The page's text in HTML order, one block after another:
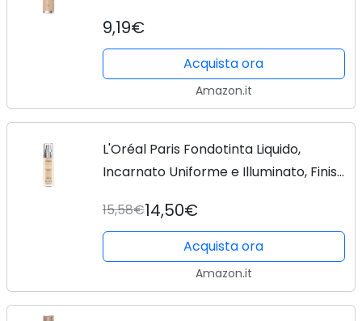
Coperte, Con Bacche di Goji e Haloxyl,
Cancella Età,...
9,19€
Acquista ora
Amazon.it
L'Oréal Paris Fondotinta Liquido,
Incarnato Uniforme e Illuminato, Finish
Formula con Acido Ialuronico, Accord
Parfait,...
15,58€14,50€
Acquista ora
Amazon.it